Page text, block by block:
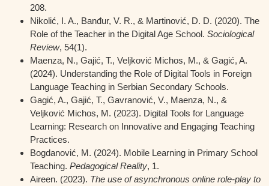
208.
Nikolić, I. A., Banđur, V. R., & Martinović, D. D. (2020). The
Role of the Teacher in the Digital Age School. Sociological
Review, 54(1).
Maenza, N., Gajić, T., Veljković Michos, M., & Gagić, A.
(2024). Understanding the Role of Digital Tools in Foreign
Language Teaching in Serbian Secondary Schools.
Gagić, A., Gajić, T., Gavranović, V., Maenza, N., &
Veljković Michos, M. (2023). Digital Tools for Language
Learning: Research on Innovative and Engaging Teaching
Practices.
Bogdanović, M. (2024). Mobile Learning in Primary School
Teaching. Pedagogical Reality, 1.
Aireen. (2023). The use of asynchronous online role-play to